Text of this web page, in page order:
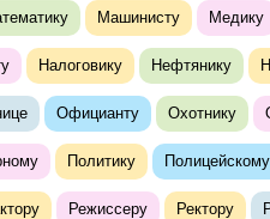
Машинисту Медику
Налоговику Нефтянику
Официанту Охотнику
Политику Полицейскому
Режиссеру Ректору